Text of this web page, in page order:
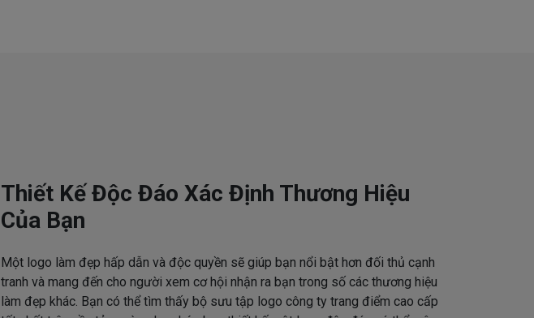
Thiết Kế Độc Đáo Xác Định Thương Hiệu
Của Bạn
Một logo làm đẹp hấp dẫn và độc quyền sẽ giúp bạn nổi bật hơn đối thủ cạnh
tranh và mang đến cho người xem cơ hội nhận ra bạn trong số các thương hiệu
làm đẹp khác. Bạn có thể tìm thấy bộ sưu tập logo công ty trang điểm cao cấp